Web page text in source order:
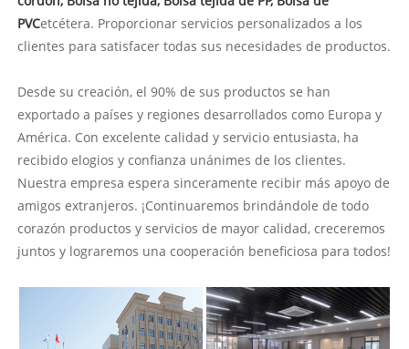
PVCetcétera. Proporcionar servicios personalizados a los
clientes para satisfacer todas sus necesidades de productos.
Desde su creación, el 90% de sus productos se han
exportado a países y regiones desarrollados como Europa y
América. Con excelente calidad y servicio entusiasta, ha
recibido elogios y confianza unánimes de los clientes.
Nuestra empresa espera sinceramente recibir más apoyo de
amigos extranjeros. ¡Continuaremos brindándole de todo
corazón productos y servicios de mayor calidad, creceremos
juntos y lograremos una cooperación beneficiosa para todos!